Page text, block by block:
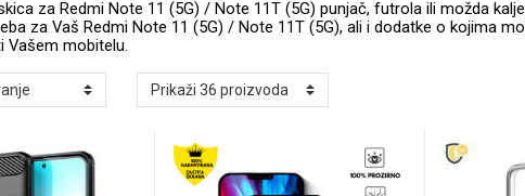
za Redmi Note 11 (5G) / Note 11T (5G) punjač, futrola ili možda
za Vaš Redmi Note 11 (5G) / Note 11T (5G), ali i dodatke o kojima
Vašem mobitelu.